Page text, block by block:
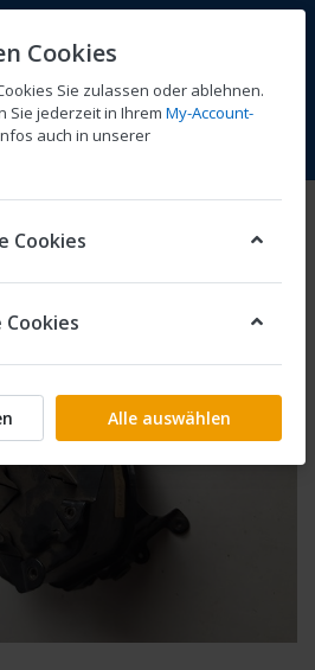
Wunschliste
Cookies
Sie zulassen oder ablehnen.
Sie jederzeit in Ihrem My-Account-
auch in unserer
Cookies
Alle auswählen